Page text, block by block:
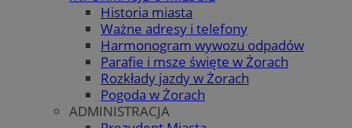
Historia miasta
Ważne adresy i telefony
Harmonogram wywozu odpadów
Parafie i msze święte w Żorach
Rozkłady jazdy w Żorach
Pogoda w Żorach
ADMINISTRACJA